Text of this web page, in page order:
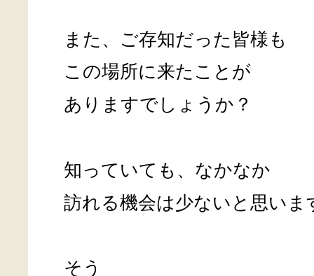
また、ご存知だった皆様も
この場所に来たことが
ありますでしょうか？
知っていても、なかなか
訪れる機会は少ないと思いま
そう